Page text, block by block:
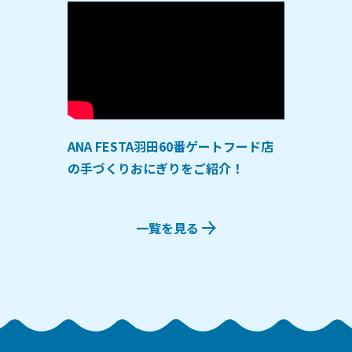
ANA FESTA羽田60番ゲートフード店
の手づくりおにぎりをご紹介！
一覧を見る